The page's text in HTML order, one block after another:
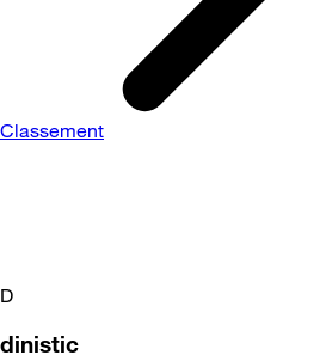
Classement
D
dinistic